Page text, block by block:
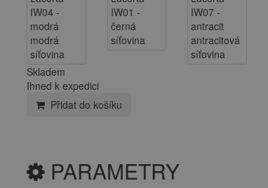
Skladem
Ihned k expedici
Přidat do košíku
PARAMETRY